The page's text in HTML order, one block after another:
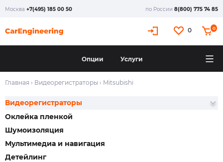
Москва +7(495) 185 00 50 по России 8(800) 775 74 85
0 0
Опции Услуги
Главная › Видеорегистраторы › Mitsubishi
Оклейка пленкой
Шумоизоляция
Мультимедиа и навигация
Детейлинг
Видеорегистраторы